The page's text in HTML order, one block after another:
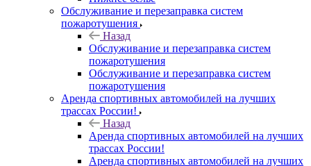
Обслуживание и перезаправка систем
пожаротушения
Назад
Обслуживание и перезаправка систем
пожаротушения
Обслуживание и перезаправка систем
пожаротушения
Аренда спортивных автомобилей на лучших
трассах России!
Назад
Аренда спортивных автомобилей на лучших
трассах России!
Аренда спортивных автомобилей на лучших